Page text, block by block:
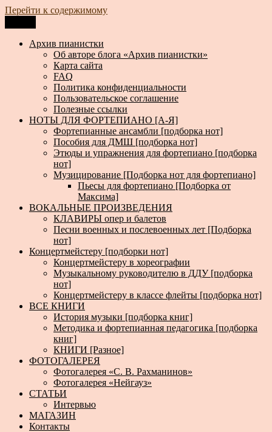
Перейти к содержимому
Архив пианистки
Всё для пианистов: ноты, книги, музыка, статьи…
Архив пианистки
Об авторе блога «Архив пианистки»
Карта сайта
FAQ
Политика конфиденциальности
Пользовательское соглашение
Полезные ссылки
НОТЫ ДЛЯ ФОРТЕПИАНО [А-Я]
Фортепианные ансамбли [подборка нот]
Пособия для ДМШ [подборка нот]
Этюды и упражнения для фортепиано [подборка
нот]
Музицирование [Подборка нот для фортепиано]
Пьесы для фортепиано [Подборка от
Максима]
ВОКАЛЬНЫЕ ПРОИЗВЕДЕНИЯ
КЛАВИРЫ опер и балетов
Песни военных и послевоенных лет [Подборка
нот]
Концертмейстеру [подборки нот]
Концертмейстеру в хореографии
Музыкальному руководителю в ДДУ [подборка
нот]
Концертмейстеру в классе флейты [подборка нот]
ВСЕ КНИГИ
История музыки [подборка книг]
Методика и фортепианная педагогика [подборка
книг]
КНИГИ [Разное]
ФОТОГАЛЕРЕЯ
Фотогалерея «С. В. Рахманинов»
Фотогалерея «Нейгауз»
СТАТЬИ
Интервью
МАГАЗИН
Контакты